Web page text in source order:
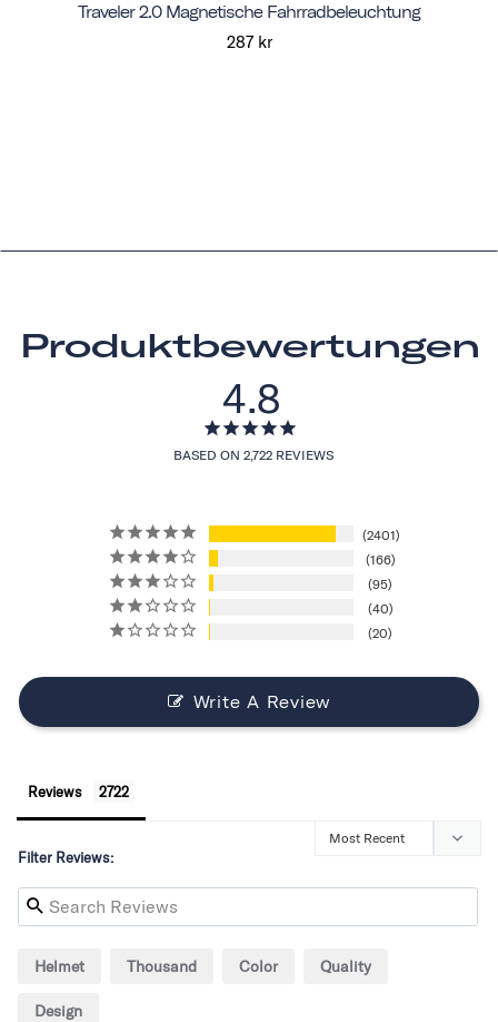
Traveler 2.0 Magnetische Fahrradbeleuchtung
287 kr
Produktbewertungen
4.8
BASED ON 2,722 REVIEWS
2401
166
95
40
20
Write A Review
Reviews
Filter Reviews:
Helmet Thousand Color Quality
Design